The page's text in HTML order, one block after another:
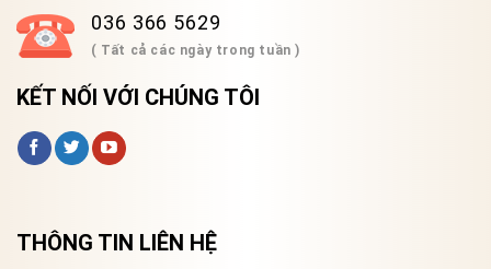
036 366 5629
( Tất cả các ngày trong tuần )
KẾT NỐI VỚI CHÚNG TÔI
THÔNG TIN LIÊN HỆ